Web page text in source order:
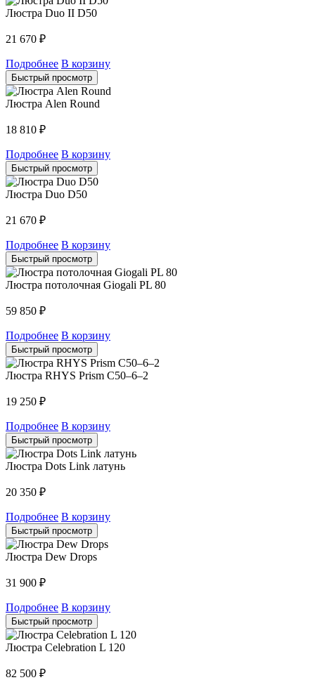
Люстра Duo II D50
21 670 ₽
Подробнее В корзину
Быстрый просмотр
Люстра Alen Round
18 810 ₽
Подробнее В корзину
Быстрый просмотр
Люстра Duo D50
21 670 ₽
Подробнее В корзину
Быстрый просмотр
Люстра потолочная Giogali PL 80
59 850 ₽
Подробнее В корзину
Быстрый просмотр
Люстра RHYS Prism C50–6–2
19 250 ₽
Подробнее В корзину
Быстрый просмотр
Люстра Dots Link латунь
20 350 ₽
Подробнее В корзину
Быстрый просмотр
Люстра Dew Drops
31 900 ₽
Подробнее В корзину
Быстрый просмотр
Люстра Celebration L 120
82 500 ₽